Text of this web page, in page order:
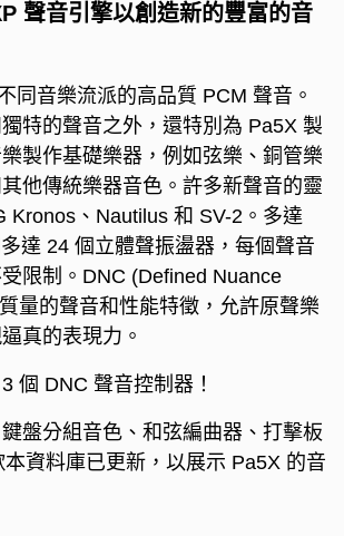
聲音引擎以創造新的豐富的音
同音樂流派的高品質 PCM 聲音。
特的聲音之外，還特別為 Pa5X 製
製作基礎樂器，例如弦樂、銅管樂
他傳統樂器音色。 許多新聲音的靈
Kronos、Nautilus 和 SV-2。 多達
達 24 個立體聲振盪器，每個聲音
限制。 DNC (Defined Nuance
量的聲音和性能特徵，允許原聲樂
真的表現力。
個 DNC 聲音控制器！
盤分組音色、和弦編曲器、打擊板
資料庫已更新，以展示 Pa5X 的音